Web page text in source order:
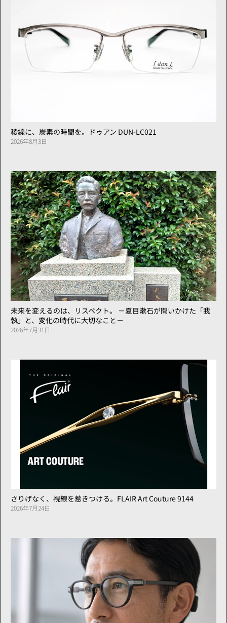
稜線に、炭素の時間を。ドゥアン DUN-LC021
2026年8月3日
未来を変えるのは、リスペクト。 －夏目漱石が問いかけた「我
執」と、変化の時代に大切なこと－
2026年7月31日
さりげなく、視線を惹きつける。FLAIR Art Couture 9144
2026年7月24日